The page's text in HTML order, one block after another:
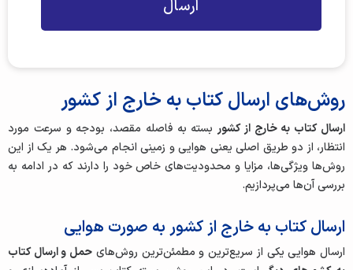
روش‌های ارسال کتاب به خارج از کشور
ارسال کتاب به خارج از کشوربسته به فاصله مقصد، بودجه و سرعت مورد
انتظار، از دو طریق اصلی یعنی هوایی و زمینی انجام می‌شود. هر یک از این
روش‌ها ویژگی‌ها، مزایا و محدودیت‌های خاص خود را دارند که در ادامه به
بررسی آن‌ها می‌پردازیم.
ارسال کتاب به خارج از کشور به‌ صورت هوایی
ارسال هوایی یکی از سریع‌ترین و مطمئن‌ترین روش‌های حمل و ارسال کتاب